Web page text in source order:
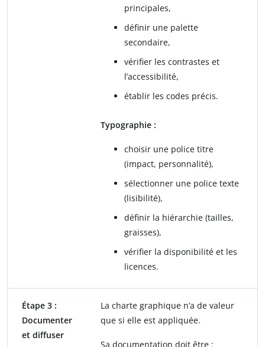
principales,
définir une palette
secondaire,
vérifier les contrastes et
l’accessibilité,
établir les codes précis.
Typographie :
choisir une police titre
(impact, personnalité),
sélectionner une police texte
(lisibilité),
définir la hiérarchie (tailles,
graisses),
vérifier la disponibilité et les
licences.
Étape 3 :
Documenter
et diffuser
La charte graphique n’a de valeur
que si elle est appliquée.
Sa documentation doit être :